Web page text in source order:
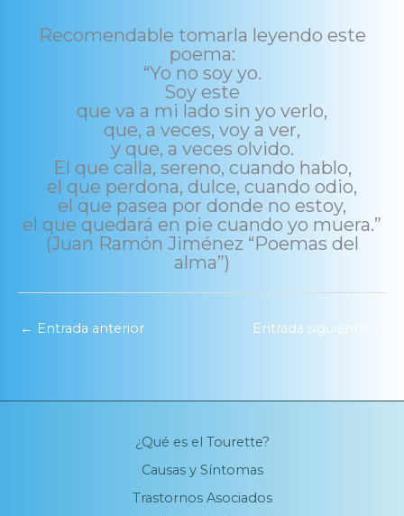
Recomendable tomarla leyendo este
poema:
“Yo no soy yo.
Soy este
que va a mi lado sin yo verlo,
que, a veces, voy a ver,
y que, a veces olvido.
El que calla, sereno, cuando hablo,
el que perdona, dulce, cuando odio,
el que pasea por donde no estoy,
el que quedará en pie cuando yo muera.”
(Juan Ramón Jiménez “Poemas del
alma”)
← Entrada anterior Entrada siguiente
¿Qué es el Tourette?
Causas y Síntomas
Trastornos Asociados